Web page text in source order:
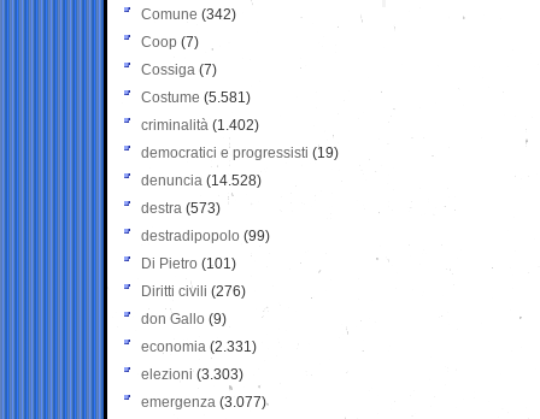
Comune (342)
Coop (7)
Cossiga (7)
Costume (5.581)
criminalità (1.402)
democratici e progressisti (19)
denuncia (14.528)
destra (573)
destradipopolo (99)
Di Pietro (101)
Diritti civili (276)
don Gallo (9)
economia (2.331)
elezioni (3.303)
emergenza (3.077)